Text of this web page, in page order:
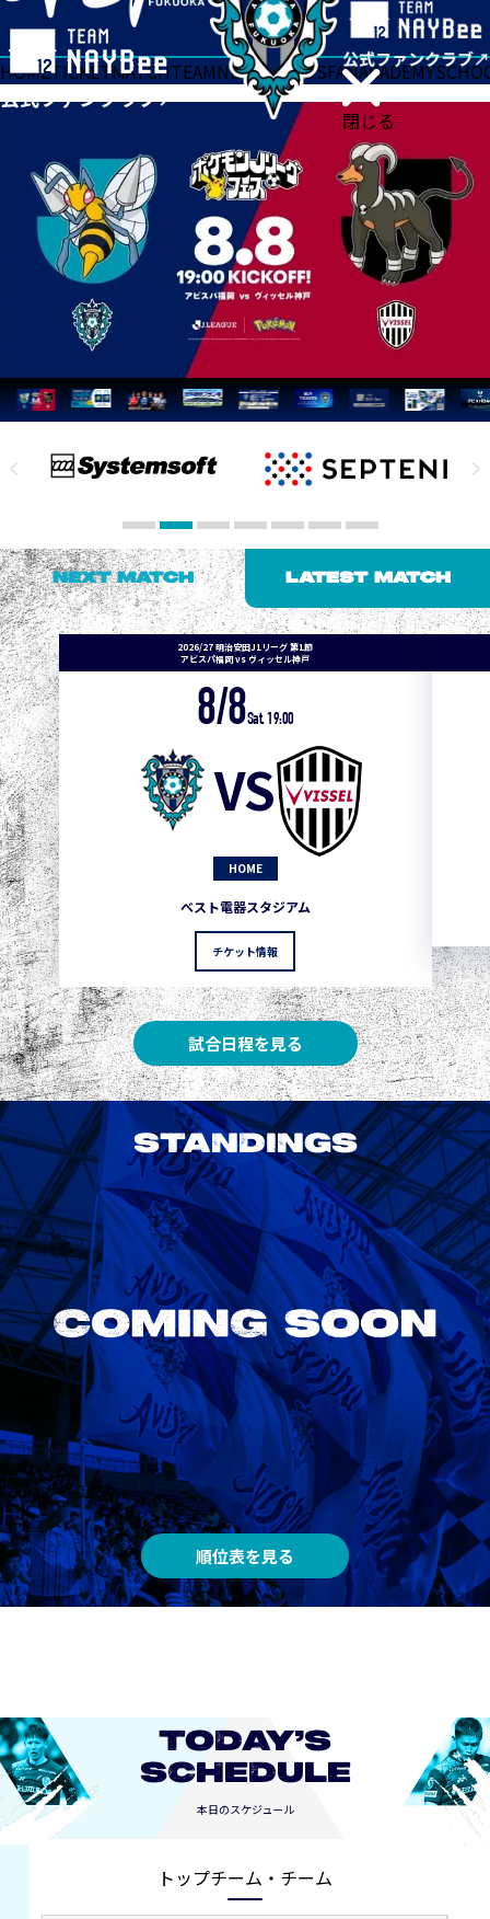
閉じる
HOMETICKETMATCHTEAMNEWSGOODSFANACADEMY
NEXT MATCH LATEST MATCH
2026/27 明治安田J1リーグ 第1節
アビスパ福岡 vs ヴィッセル神戸
8/8Sat. 19:00
VS
HOME
ベスト電器スタジアム
チケット情報
試合日程を見る
STANDINGS
順位表を見る
TODAY’S
SCHEDULE
本日のスケジュール
トップチーム・チーム